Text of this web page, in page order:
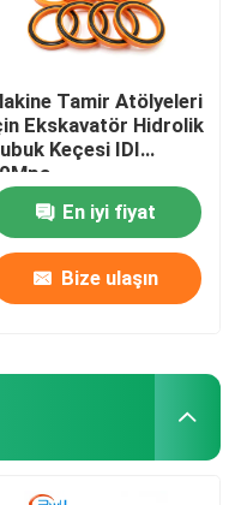
Tamir Atölyeleri
Ekskavatör Hidrolik
Keçesi IDI
En iyi fiyat
Bize ulaşın